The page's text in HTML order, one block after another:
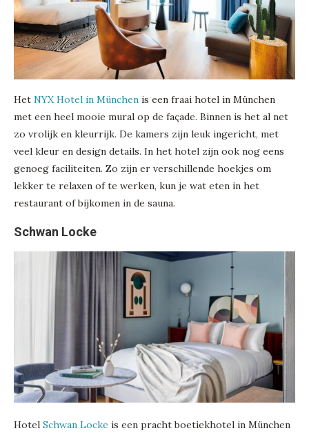
Het NYX Hotel in München is een fraai hotel in München
met een heel mooie mural op de façade. Binnen is het al net
zo vrolijk en kleurrijk. De kamers zijn leuk ingericht, met
veel kleur en design details. In het hotel zijn ook nog eens
genoeg faciliteiten. Zo zijn er verschillende hoekjes om
lekker te relaxen of te werken, kun je wat eten in het
restaurant of bijkomen in de sauna.
Schwan Locke
Hotel Schwan Locke is een pracht boetiekhotel in München